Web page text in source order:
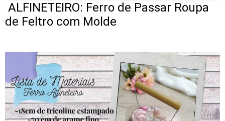
ALFINETEIRO: Ferro de Passar Roupa
de Feltro com Molde